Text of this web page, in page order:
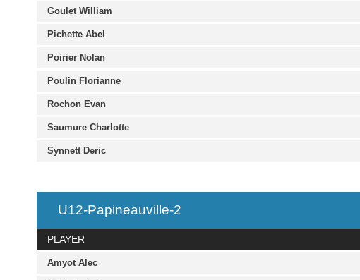
Goulet William
Pichette Abel
Poirier Nolan
Poulin Florianne
Rochon Evan
Saumure Charlotte
Synnett Deric
U12-Papineauville-2
PLAYER
Amyot Alec